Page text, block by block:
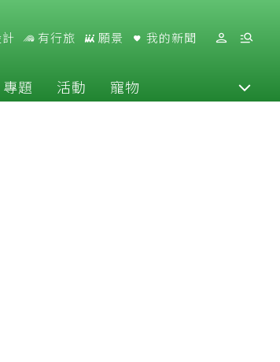
有行旅 願景 我的新聞
專題 活動 寵物